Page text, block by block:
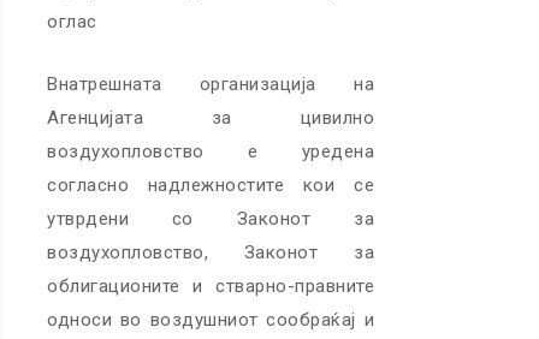
оглас
Внатрешната организација на
Агенцијата за цивилно
воздухопловство е уредена
согласно надлежностите кои се
утврдени со Законот за
воздухопловство, Законот за
облигационите и стварно-правните
односи во воздушниот сообраќај и